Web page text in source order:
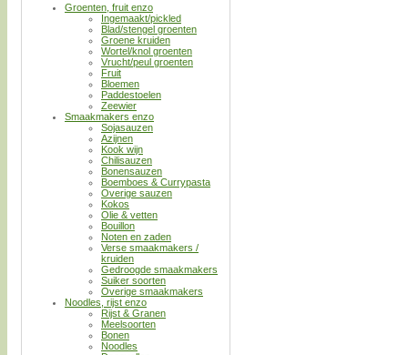
Groenten, fruit enzo
Ingemaakt/pickled
Blad/stengel groenten
Groene kruiden
Wortel/knol groenten
Vrucht/peul groenten
Fruit
Bloemen
Paddestoelen
Zeewier
Smaakmakers enzo
Sojasauzen
Azijnen
Kook wijn
Chilisauzen
Bonensauzen
Boemboes & Currypasta
Overige sauzen
Kokos
Olie & vetten
Bouillon
Noten en zaden
Verse smaakmakers /
kruiden
Gedroogde smaakmakers
Suiker soorten
Overige smaakmakers
Noodles, rijst enzo
Rijst & Granen
Meelsoorten
Bonen
Noodles